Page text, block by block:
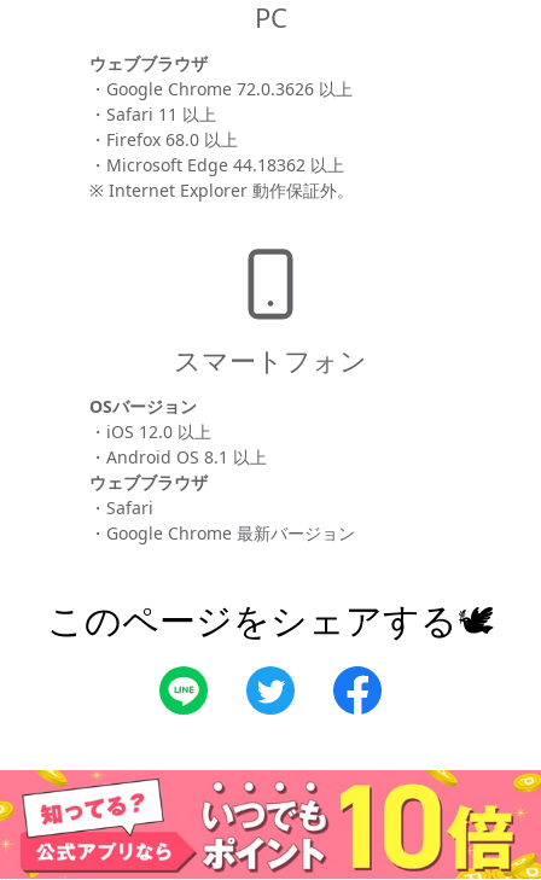
PC
ウェブブラウザ
・Google Chrome 72.0.3626 以上
・Safari 11 以上
・Firefox 68.0 以上
・Microsoft Edge 44.18362 以上
※ Internet Explorer 動作保証外。
スマートフォン
OSバージョン
・iOS 12.0 以上
・Android OS 8.1 以上
ウェブブラウザ
・Safari
・Google Chrome 最新バージョン
このページをシェアする🕊